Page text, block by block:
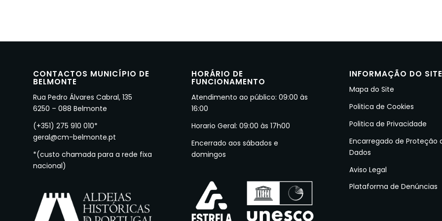
CONTACTOS MUNICÍPIO DE
BELMONTE
Rua Pedro Álvares Cabral, 135
6250 – 088 Belmonte
(+351) 275 910 010*
geral@cm-belmonte.pt
*(custo chamada para a rede fixa
nacional)
HORÁRIO DE
FUNCIONAMENTO
Atendimento ao público: 09:00 às
16:00
Horario Geral: 09:00 às 17h00
Encerrado aos sábados e
domingos
INFORMAÇÃO DO
Mapa do Site
Politica de Cookies
Politica de Privacidade
Encarregado de Proteção
Dados
Aviso Legal
Plataforma de Denúncias